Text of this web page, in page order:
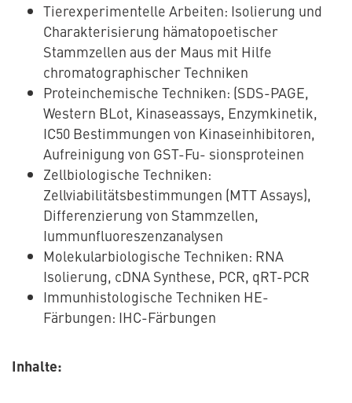
Tierexperimentelle Arbeiten: Isolierung und
Charakterisierung hämatopoetischer
Stammzellen aus der Maus mit Hilfe
chromatographischer Techniken
Proteinchemische Techniken: (SDS-PAGE,
Western BLot, Kinaseassays, Enzymkinetik,
IC50 Bestimmungen von Kinaseinhibitoren,
Aufreinigung von GST-Fu- sionsproteinen
Zellbiologische Techniken:
Zellviabilitätsbestimmungen (MTT Assays),
Differenzierung von Stammzellen,
Iummunfluoreszenzanalysen
Molekularbiologische Techniken: RNA
Isolierung, cDNA Synthese, PCR, qRT-PCR
Immunhistologische Techniken HE-
Färbungen: IHC-Färbungen
Inhalte: